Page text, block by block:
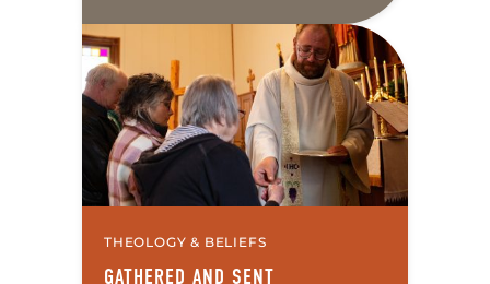
esa idea y el razonamiento que la
respalda. ¿Quién no…
THEOLOGY & BELIEFS
GATHERED AND SENT